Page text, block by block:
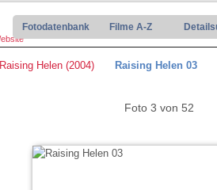
Fotodatenbank Filme A-Z
Raising Helen (2004) Raising Helen 03
Foto 3 von 52